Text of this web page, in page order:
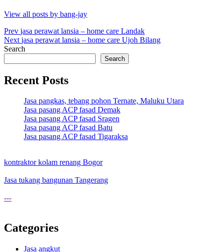
View all posts by bang-jay
Post
navigation
Prev jasa perawat lansia – home care Landak
Next jasa perawat lansia – home care Ujoh Bilang
Search
Search
Recent Posts
Jasa pangkas, tebang pohon Ternate, Maluku Utara
Jasa pasang ACP fasad Demak
Jasa pasang ACP fasad Sragen
Jasa pasang ACP fasad Batu
Jasa pasang ACP fasad Tigaraksa
kontraktor kolam renang Bogor
Jasa tukang bangunan Tangerang
---
Categories
Jasa angkut